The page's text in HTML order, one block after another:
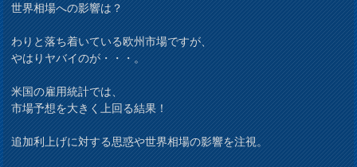
世界相場への影響は？
わりと落ち着いている欧州市場ですが、
やはりヤバイのが・・・。
米国の雇用統計では、
市場予想を大きく上回る結果！
追加利上げに対する思惑や世界相場の影響を注視。